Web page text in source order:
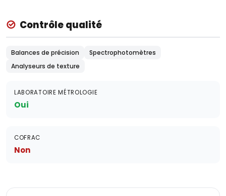
Contrôle qualité
Balances de précision
Spectrophotomètres
Analyseurs de texture
LABORATOIRE MÉTROLOGIE
Oui
COFRAC
Non